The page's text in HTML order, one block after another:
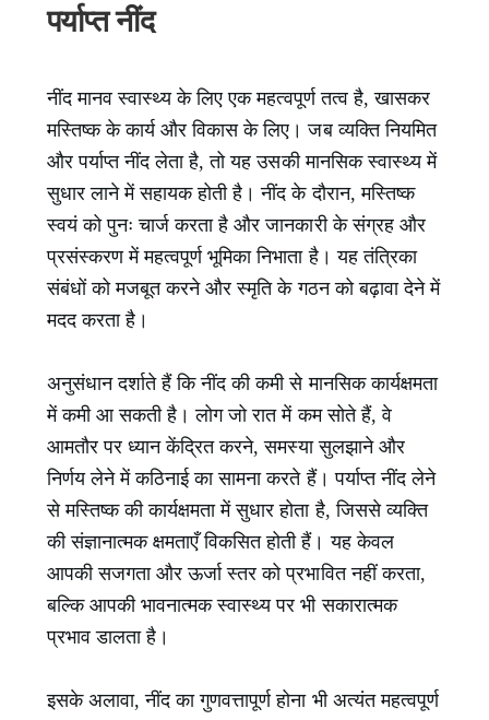
पर्याप्त नींद
नींद मानव स्वास्थ्य के लिए एक महत्वपूर्ण तत्व है, खासकर
मस्तिष्क के कार्य और विकास के लिए। जब व्यक्ति नियमित
और पर्याप्त नींद लेता है, तो यह उसकी मानसिक स्वास्थ्य में
सुधार लाने में सहायक होती है। नींद के दौरान, मस्तिष्क
स्वयं को पुनः चार्ज करता है और जानकारी के संग्रह और
प्रसंस्करण में महत्वपूर्ण भूमिका निभाता है। यह तंत्रिका
संबंधों को मजबूत करने और स्मृति के गठन को बढ़ावा देने में
मदद करता है।
अनुसंधान दर्शाते हैं कि नींद की कमी से मानसिक कार्यक्षमता
में कमी आ सकती है। लोग जो रात में कम सोते हैं, वे
आमतौर पर ध्यान केंद्रित करने, समस्या सुलझाने और
निर्णय लेने में कठिनाई का सामना करते हैं। पर्याप्त नींद लेने
से मस्तिष्क की कार्यक्षमता में सुधार होता है, जिससे व्यक्ति
की संज्ञानात्मक क्षमताएँ विकसित होती हैं। यह केवल
आपकी सजगता और ऊर्जा स्तर को प्रभावित नहीं करता,
बल्कि आपकी भावनात्मक स्वास्थ्य पर भी सकारात्मक
प्रभाव डालता है।
इसके अलावा, नींद का गुणवत्तापूर्ण होना भी अत्यंत महत्वपूर्ण